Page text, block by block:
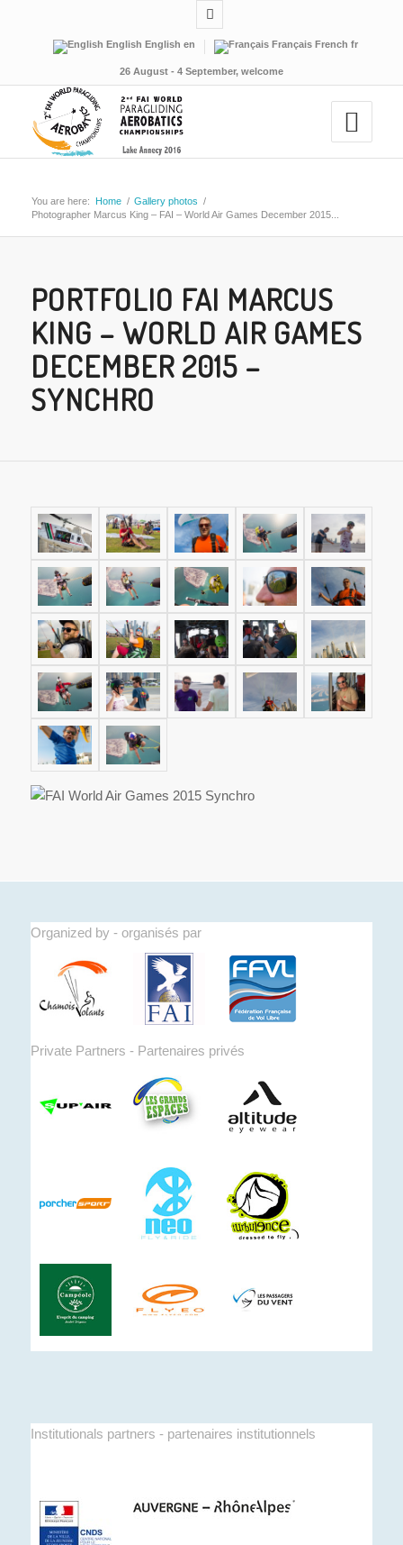
English English en Français French fr
26 August - 4 September, welcome
You are here: Home / Gallery photos /
Photographer Marcus King – FAI – World Air Games December 2015...
PORTFOLIO FAI MARCUS
KING – WORLD AIR GAMES
DECEMBER 2015 –
SYNCHRO
Organized by - organisés par
Private Partners - Partenaires privés
Institutionals partners - partenaires institutionnels